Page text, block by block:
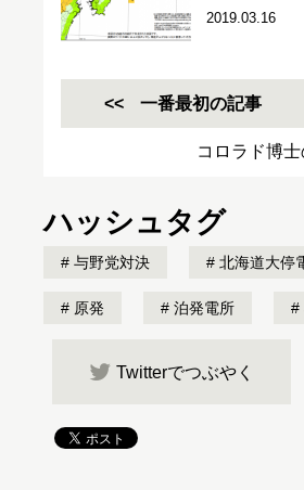
2019.03.16
一番最初の記事
コロラド博
ハッシュタグ
与野党対決 北海道大停
原発 泊発電所
Twitterでつぶやく